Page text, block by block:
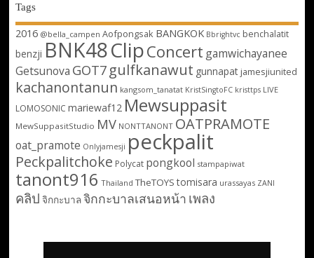
Tags
2016 @bella_campen Aofpongsak BANGKOK Bbrightvc benchalatit
benzji BNK48ClipConcert gamwichayanee
Getsunova GOT7 gulfkanawut gunnapat jamesjiunited
kachanontanun kangsom_tanatat KristSingtoFC kristtps LIVE
LOMOSONIC mariewaf12 Mewsuppasit
MewSuppasitStudio MV NONTTANONT OATPRAMOTE
oat_pramote Onlyjamesji peckpalit
Peckpalitchoke Polycat pongkool stampapiwat
tanont916 Thailand TheTOYS tomisara urassayas ZANI
คลิป จิกกะบาลจิกกะบาลเสนอหน้า เพลง